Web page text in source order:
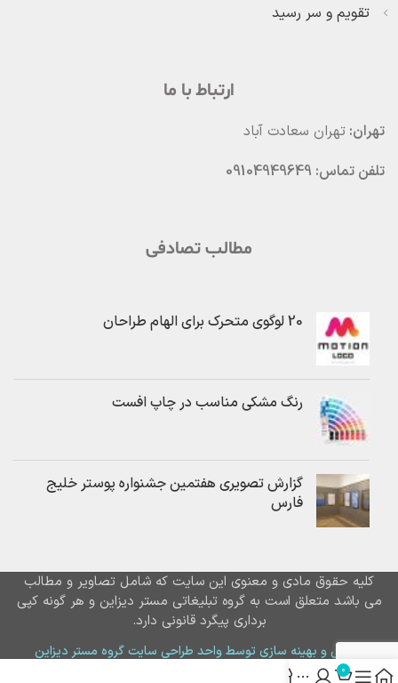
تقویم و سر رسید
ارتباط با ما
تهران: تهران سعادت آباد
تلفن تماس: 09104949649
مطالب تصادفی
20 لوگوی متحرک برای الهام طراحان
رنگ مشکی مناسب در چاپ افست
گزارش تصویری هفتمین جشنواره پوستر خلیج
فارس
کلیه حقوق مادی و معنوی این سایت که شامل تصاویر و مطالب
می باشد متعلق است به گروه تبلیغاتی مستر دیزاین و هر گونه کپی
برداری پیگرد قانونی دارد.
طراحی و بهینه سازی توسط واحد طراحی سایت گروه مستر دیزاین
0